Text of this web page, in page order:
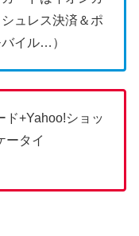
ュレス決済＆ポ
イル…）
ド+Yahoo!ショッ
ータイ